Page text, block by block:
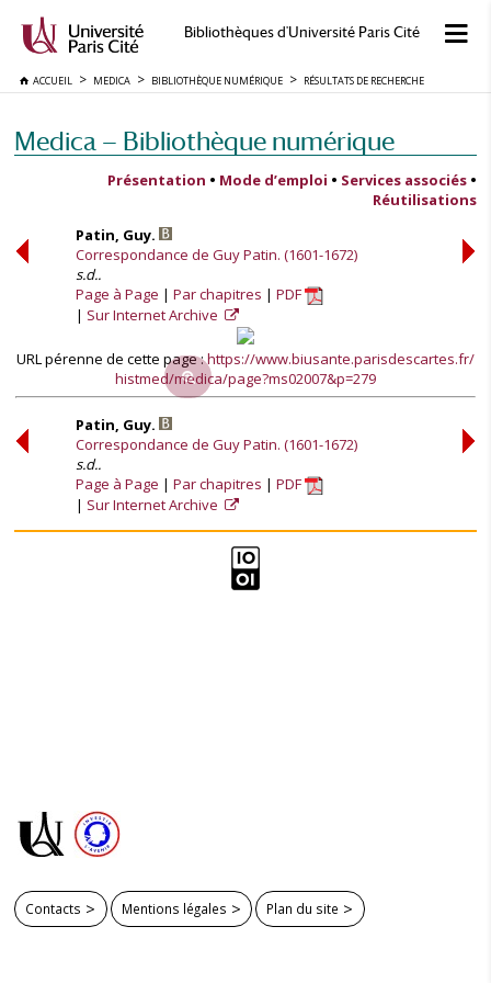
Bibliothèques d'Université Paris Cité
ACCUEIL MEDICA BIBLIOTHÈQUE NUMÉRIQUE RÉSULTATS DE RECHERCHE
Medica — Bibliothèque numérique
Présentation • Mode d’emploi • Services associés •
Réutilisations
Patin, Guy.
Correspondance de Guy Patin. (1601-1672)
s.d..
Page à Page
Par chapitres
PDF
Sur Internet Archive
URL pérenne de cette page :https://www.biusante.parisdescartes.fr/
histmed/medica/page?ms02007&p=279
Patin, Guy.
Correspondance de Guy Patin. (1601-1672)
s.d..
Page à Page
Par chapitres
PDF
Sur Internet Archive
Contacts Mentions légales Plan du site